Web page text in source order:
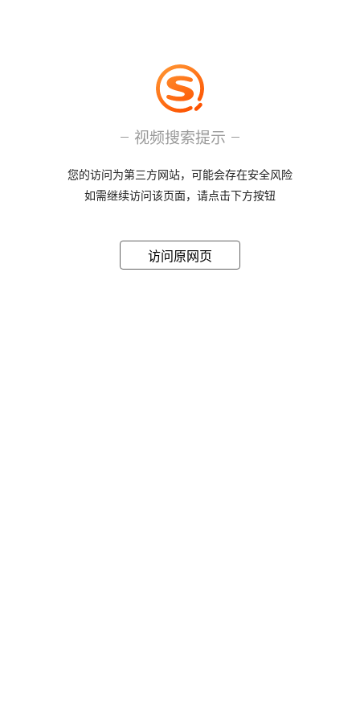
视频搜索提示
您的访问为第三方网站，可能会存在安全风险
如需继续访问该页面，请点击下方按钮
访问原网页